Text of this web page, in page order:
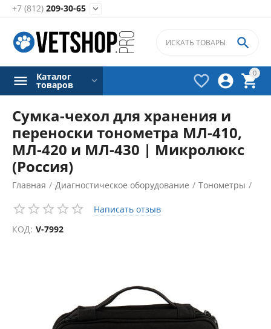
+7 (812) 209-30-65 
0




Каталог
товаров
Сумка-чехол для хранения и
переноски тонометра МЛ-410,
МЛ-420 и МЛ-430 | Микролюкс
(Россия)
Главная / Диагностическое оборудование / Тонометры /
Аксессуары для тонометровНаписать отзыв
КОД: V-7992